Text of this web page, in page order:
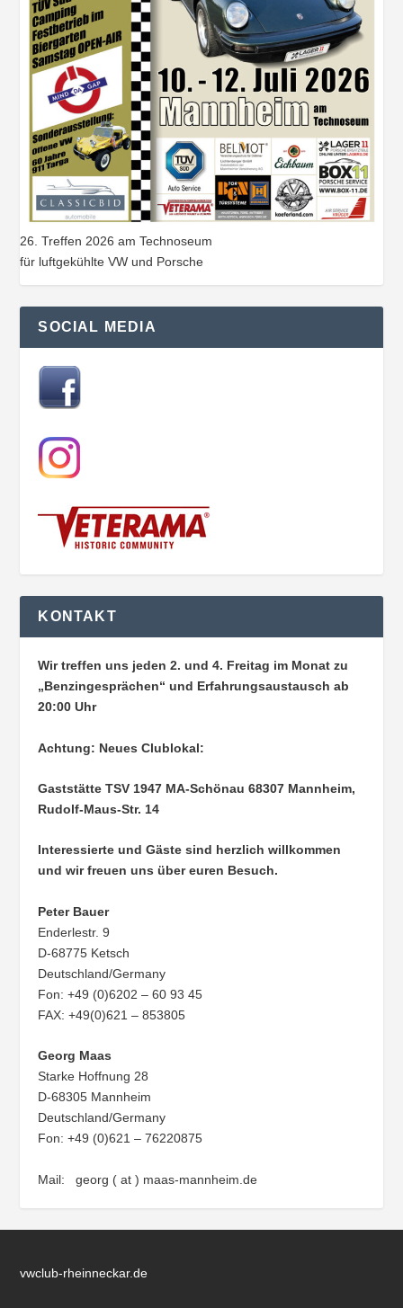
26. Treffen 2026 am Technoseum
für luftgekühlte VW und Porsche
SOCIAL MEDIA
KONTAKT
Wir treffen uns jeden 2. und 4. Freitag im Monat zu
„Benzingesprächen“ und Erfahrungsaustausch ab
20:00 Uhr
Achtung: Neues Clublokal:
Gaststätte TSV 1947 MA-Schönau68307 Mannheim,
Rudolf-Maus-Str. 14
Interessierte und Gäste sind herzlich willkommen
und wir freuen uns über euren Besuch.
Peter Bauer
Enderlestr. 9
D-68775 Ketsch
Deutschland/Germany
Fon: +49 (0)6202 – 60 93 45
FAX: +49(0)621 – 853805
Georg Maas
Starke Hoffnung 28
D-68305 Mannheim
Deutschland/Germany
Fon: +49 (0)621 – 76220875
Mail: georg ( at ) maas-mannheim.de
vwclub-rheinneckar.de